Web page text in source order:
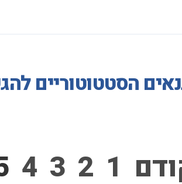
הסטטוטוריים
1
2
3
4